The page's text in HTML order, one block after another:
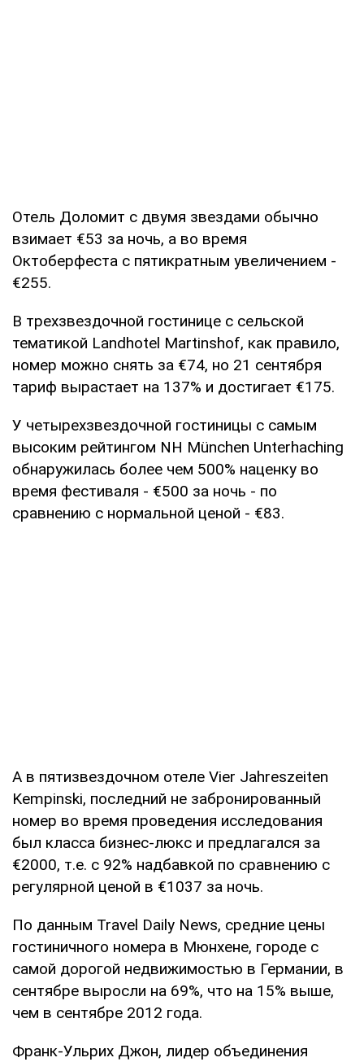
Отель Доломит с двумя звездами обычно
взимает €53 за ночь, а во время
Октоберфеста с пятикратным увеличением -
€255.
В трехзвездочной гостинице с сельской
тематикой Landhotel Martinshof, как правило,
номер можно снять за €74, но 21 сентября
тариф вырастает на 137% и достигает €175.
У четырехзвездочной гостиницы с самым
высоким рейтингом NH München Unterhaching
обнаружилась более чем 500% наценку во
время фестиваля - €500 за ночь - по
сравнению с нормальной ценой - €83.
А в пятизвездочном отеле Vier Jahreszeiten
Kempinski, последний не забронированный
номер во время проведения исследования
был класса бизнес-люкс и предлагался за
€2000, т.е. с 92% надбавкой по сравнению с
регулярной ценой в €1037 за ночь.
По данным Travel Daily News, средние цены
гостиничного номера в Мюнхене, городе с
самой дорогой недвижимостью в Германии, в
сентябре выросли на 69%, что на 15% выше,
чем в сентябре 2012 года.
Франк-Ульрих Джон, лидер объединения